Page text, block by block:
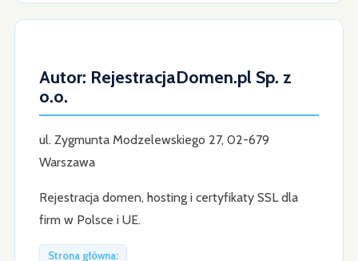
Autor: RejestracjaDomen.pl Sp. z
o.o.
ul. Zygmunta Modzelewskiego 27, 02-679
Warszawa
Rejestracja domen, hosting i certyfikaty SSL dla
firm w Polsce i UE.
Strona główna: